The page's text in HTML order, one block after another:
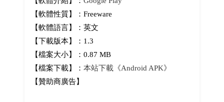
【軟體性質】：Freeware
【軟體語言】：英文
【下載版本】：1.3
【檔案大小】：0.87 MB
【檔案下載】： 本站下載《Android APK》
【贊助商廣告】